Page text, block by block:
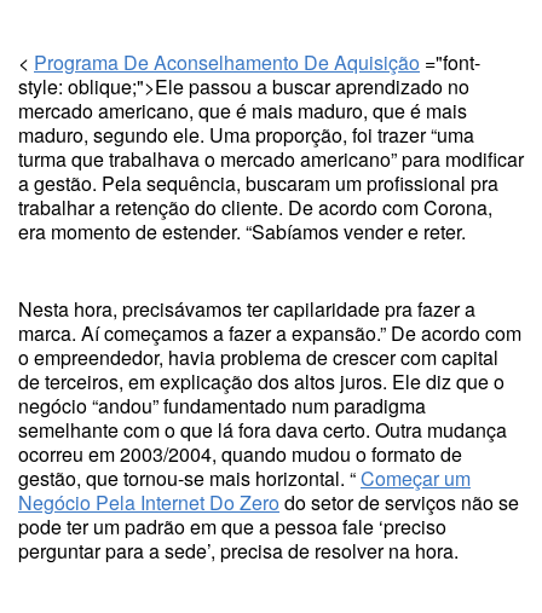
< Programa De Aconselhamento De Aquisição ="font-
style: oblique;">Ele passou a buscar aprendizado no
mercado americano, que é mais maduro, que é mais
maduro, segundo ele. Uma proporção, foi trazer “uma
turma que trabalhava o mercado americano” para modificar
a gestão. Pela sequência, buscaram um profissional pra
trabalhar a retenção do cliente. De acordo com Corona,
era momento de estender. “Sabíamos vender e reter.
Nesta hora, precisávamos ter capilaridade pra fazer a
marca. Aí começamos a fazer a expansão.” De acordo com
o empreendedor, havia problema de crescer com capital
de terceiros, em explicação dos altos juros. Ele diz que o
negócio “andou” fundamentado num paradigma
semelhante com o que lá fora dava certo. Outra mudança
ocorreu em 2003/2004, quando mudou o formato de
gestão, que tornou-se mais horizontal. “Começar um
Negócio Pela Internet Do Zerodo setor de serviços não se
pode ter um padrão em que a pessoa fale ‘preciso
perguntar para a sede’, precisa de resolver na hora.